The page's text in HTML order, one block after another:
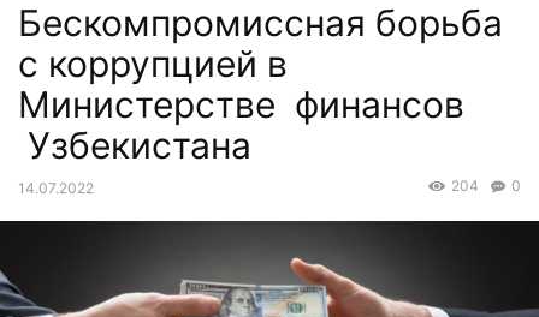
Бескомпромиссная борьба
с коррупцией в
Министерстве финансов
Узбекистана
14.07.2022 0
204